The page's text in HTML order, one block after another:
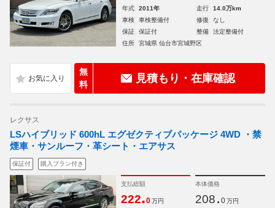
年式 2011年 走行
14.0万km
車検
車検整備付 修復
なし
保証
保証付 整備
法定整備付
住所
宮城県 仙台市宮城野区
無
料
見積もり・在庫確認
レクサス
LSハイブリッド 600hL エグゼクティブパッケージ 4WD ・禁
煙車・サンルーフ・革シート・エアサス
保証付 購入プラン付き
支払総額
222.0 万円
本体価格
208. 0 万円